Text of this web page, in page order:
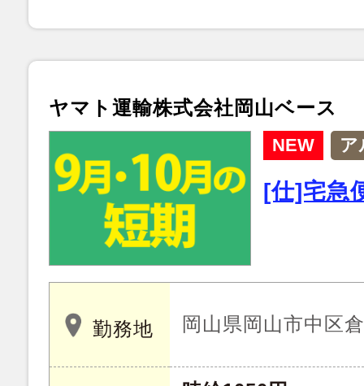
ヤマト運輸株式会社岡山ベース
NEW ア
[仕]宅急
勤務地 岡山県岡山市中区